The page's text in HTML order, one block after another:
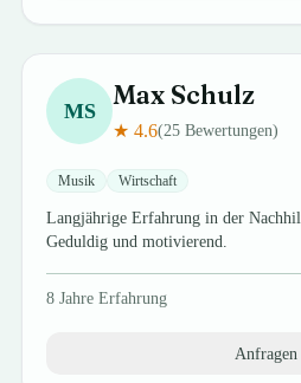
MS Max Schulz
★4.6(25 Bewertungen)
Musik Wirtschaft
Langjährige Erfahrung in der
Geduldig und motivierend.
8 Jahre Erfahrung
Anfragen